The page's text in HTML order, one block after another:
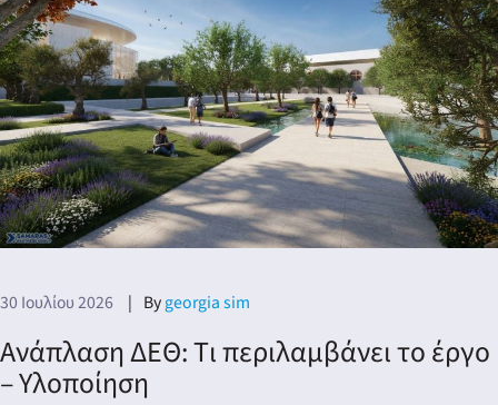
30 Ιουλίου 2026 Bygeorgia sim
Ανάπλαση ΔΕΘ: Tι περιλαμβάνει το έργο
– Υλοποίηση